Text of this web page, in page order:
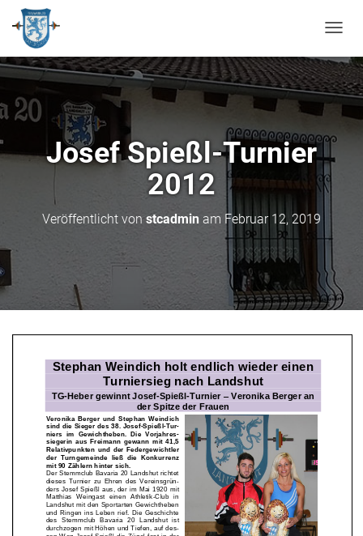
A
V
I
O
A
L
T
N
Josef Spießl-Turnier
2012
Veröffentlicht vonstcadmin am Februar 12, 2019